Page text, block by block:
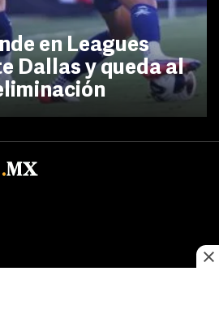
en Leagues
Dallas y queda al